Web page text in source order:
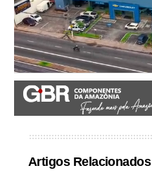
Artigos Relacionados